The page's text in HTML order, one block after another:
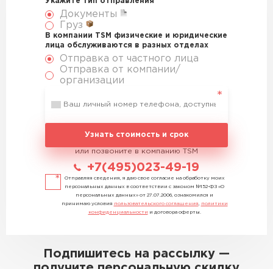
Документы
Груз
В компании TSM физические и юридические
лица обслуживаются в разных отделах
Отправка от частного лица
Отправка от компании/
организации
Узнать стоимость и срок
или позвоните в компанию TSM
+7(495)023-49-19
Отправляя сведения, я даю свое согласие на обработку моих
персональных данных в соответствии с законом №152-ФЗ «О
персональных данных» от 27.07.2006, ознакомился и
принимаю условия пользовательского соглашения
политики
конфиденциальности и договора оферты.
Подпишитесь на рассылку —